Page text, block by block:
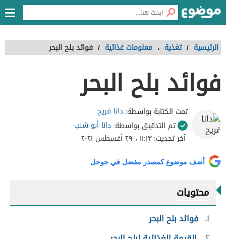
الرئيسية / تغذية ، معلومات غذائية / فوائد بلح البحر
فوائد بلح البحر
تمت الكتابة بواسطة:دانا فريح
تم التدقيق بواسطة:دانا أبو شنب
آخر تحديث:١١:١٣ ، ٢٩ أغسطس ٢٠٢١
أضف موضوع كمصدر مفضل في جوجل
محتويات
١ فوائد بلح البحر